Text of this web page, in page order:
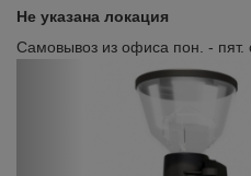
Не указана локация
Самовывоз из офиса пон. - пят.